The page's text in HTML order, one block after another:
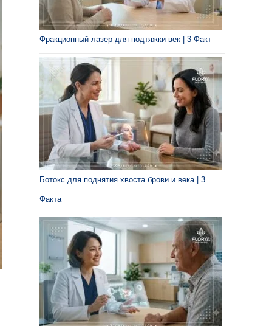
Фракционный лазер для подтяжки век | 3 Факт
Ботокс для поднятия хвоста брови и века | 3
Факта